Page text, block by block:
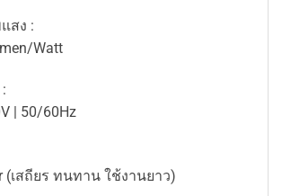
สง :
Watt
| 50/60Hz
(เสถียร ทนทาน ใช้งานยาว)